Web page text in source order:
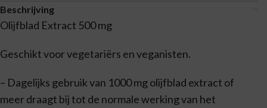
Beschrijving
Olijfblad Extract 500 mg
Geschikt voor vegetariërs en veganisten.
– Dagelijks gebruik van 1000 mg olijfblad extract of
meer draagt bij tot de normale werking van het